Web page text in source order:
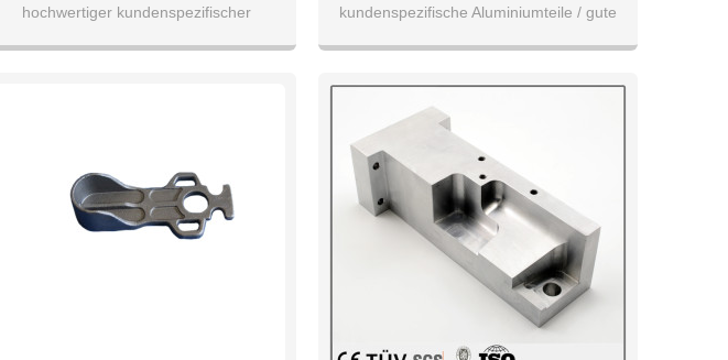
Aluminiumlegierung 7075/5052/6061
Teile
hochwertiger kundenspezifischer
Aluminiumlegierung 7075/5051/
Aluminiumlegierung
kundenspezifische Aluminiumteile / gute